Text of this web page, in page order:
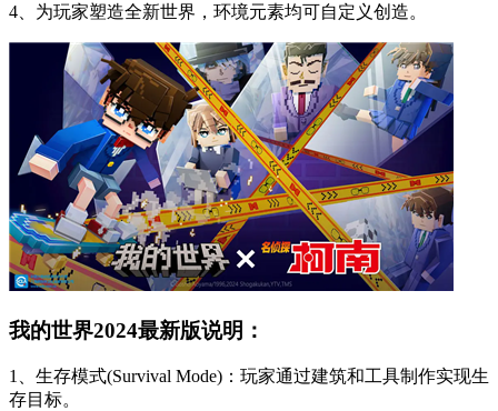
4、为玩家塑造全新世界，环境元素均可自定义创造。
我的世界2024最新版说明：
1、生存模式(Survival Mode)：玩家通过建筑和工具制作实现生
存目标。